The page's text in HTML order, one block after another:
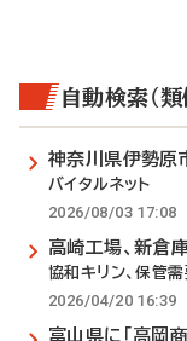
自動検索（
神奈川県伊勢原
バイタルネット
2026/08/03 17:08
高崎工場、新倉
協和キリン、保管
2026/04/20 16:39
富山県に「高岡